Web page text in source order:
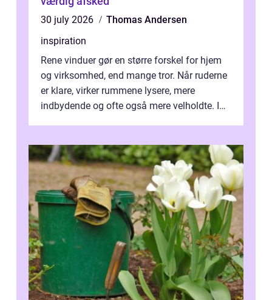
30 july 2026
Thomas Andersen
inspiration
Rene vinduer gør en større forskel for hjem
og virksomhed, end mange tror. Når ruderne
er klare, virker rummene lysere, mere
indbydende og ofte også mere velholdte. I